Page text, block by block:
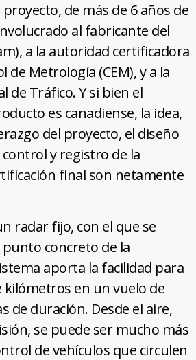
de más de 6 años de
al fabricante del
a la autoridad certificadora
de Metrología (CEM), y a la
de Tráfico. Y si bien el
es canadiense, la idea,
del proyecto, el diseño
y registro de la
final son netamente
radar fijo, con el que se
concreto de la
aporta la facilidad para
kilómetros en un vuelo de
de duración. Desde el aire,
se puede ser mucho más
de vehículos que circulen